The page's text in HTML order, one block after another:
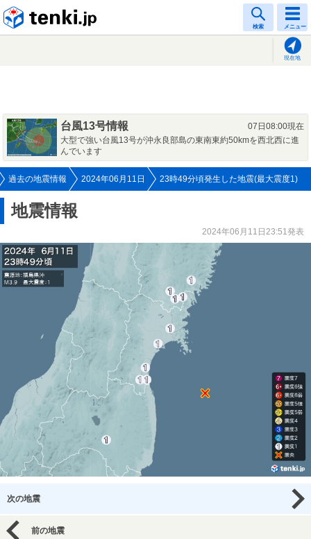
検索 メニュー
現在地
台風13号情報
07日08:00現在
大型で強い台風13号が沖永良部島の東南東約50kmを西北西に進
んでいます
過去の地震情報 2024年06月11日 23時49分頃発生した地震(最大震度1)
地震情報
2024年06月11日23:51発表
次の地震
前の地震